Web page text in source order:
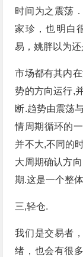
时间为之震荡
家珍，也明白
易，姚胖以为
市场都有其内
势的方向运行,
断.趋势由震荡
情周期循环的
并不大,不同的
大周期确认方
期.这是一个整
三,轻仓.
我们是交易者
绪，也会有很